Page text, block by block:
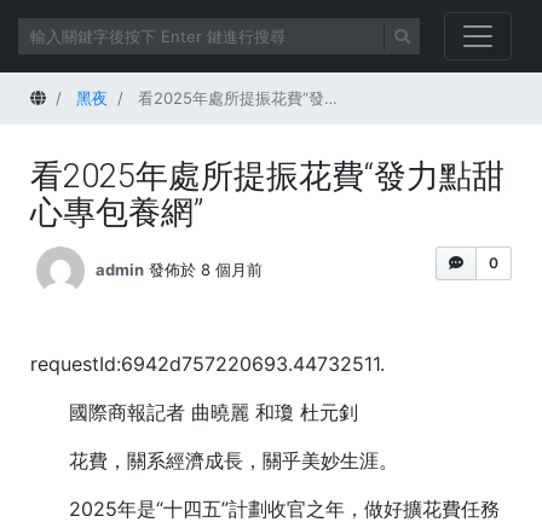
首頁 黑夜 看2025年處所提振花費“發力點甜心專包養網”
看2025年處所提振花費“發力點甜
心專包養網”
0
admin 發佈於 8 個月前
requestId:6942d757220693.44732511.
國際商報記者 曲曉麗 和瓊 杜元釗
花費，關系經濟成長，關乎美妙生涯。
2025年是“十四五”計劃收官之年，做好擴花費任務